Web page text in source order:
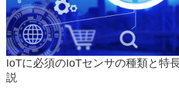
IoTに必須のIoTセンサの種類と特
説